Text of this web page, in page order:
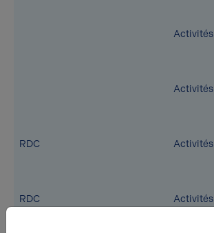
Activités
Activités
RDC Activités
RDC Activités